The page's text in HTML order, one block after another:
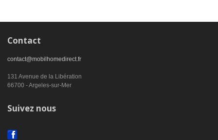
Contact
contact@mobilhomedirect.fr
131 Avenue de la Libération
66700 - Argeles-sur-Mer
Suivez nous